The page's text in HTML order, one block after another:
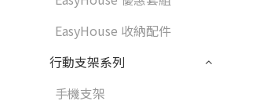
EasyHouse 收納配件
行動支架系列
手機支架